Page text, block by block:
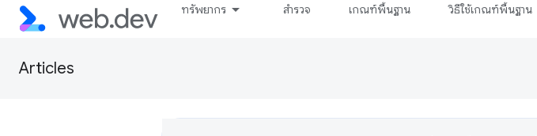
ทรัพยากร สำรวจ เกณฑ์พื้นฐาน วิธีใช้เกณฑ์พื้นฐาน
Articles